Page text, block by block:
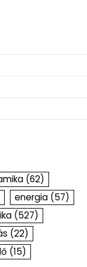
(62)
energia (57)
(527)
(22)
(15)